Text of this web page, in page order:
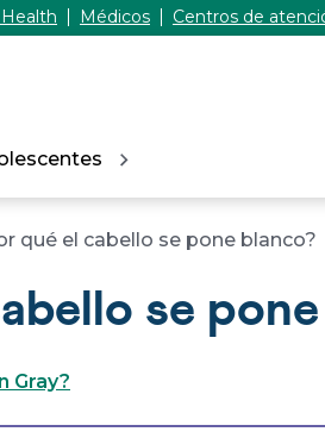
Médicos Centros de
qué el cabello se pone blanco?
se
Gray?